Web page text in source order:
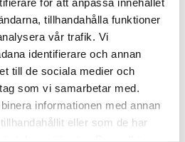
tillhandahålla funktioner
vår trafik. Vi
identifierare och annan
till de sociala medier och
som vi samarbetar med.
informationen med annan
eller som de har